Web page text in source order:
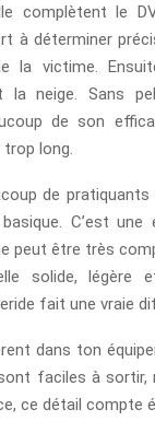
complètent le
à déterminer
la victime.
la neige. Sans
de son
long.
de
C’est une
peut être très
solide, légère
fait une vraie
dans ton
faciles à sortir,
ce détail compte